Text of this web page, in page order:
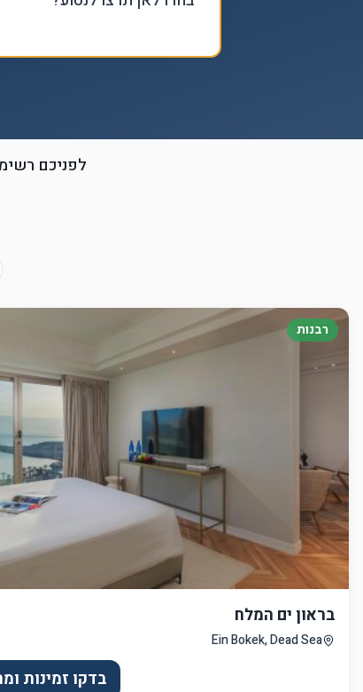
לפניכם
רבנות
בראון ים המלח
Ein Bokek, Dead Sea
בדקו זמינות